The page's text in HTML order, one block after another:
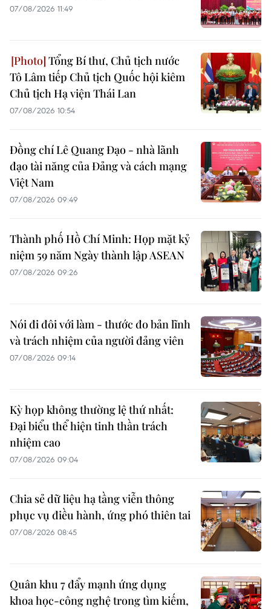
07/08/2026 11:49
Tổng Bí thư, Chủ tịch nước
Tô Lâm tiếp Chủ tịch Quốc hội kiêm
Chủ tịch Hạ viện Thái Lan
07/08/2026 10:54
Đồng chí Lê Quang Đạo - nhà lãnh
đạo tài năng của Đảng và cách mạng
Việt Nam
07/08/2026 09:49
Thành phố Hồ Chí Minh: Họp mặt kỷ
niệm 59 năm Ngày thành lập ASEAN
07/08/2026 09:26
Nói đi đôi với làm - thước đo bản lĩnh
và trách nhiệm của người đảng viên
07/08/2026 09:14
Kỳ họp không thường lệ thứ nhất:
Đại biểu thể hiện tinh thần trách
nhiệm cao
07/08/2026 09:04
Chia sẻ dữ liệu hạ tầng viễn thông
phục vụ điều hành, ứng phó thiên tai
07/08/2026 08:45
Quân khu 7 đẩy mạnh ứng dụng
khoa học-công nghệ trong tìm kiếm,